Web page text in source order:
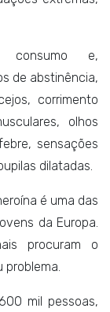
e,
de abstinência,
corrimento
olhos
sensações
dilatadas.
é uma das
da Europa.
procuram o
problema.
mil pessoas,